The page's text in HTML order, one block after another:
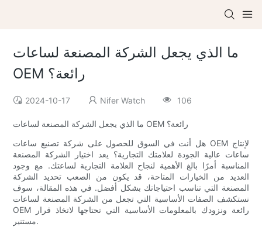
ما الذي يجعل الشركة المصنعة لساعات
OEM رائعة؟
2024-10-17 Nifer Watch 106
ما الذي يجعل الشركة المصنعة لساعات OEM رائعة؟
هل أنت في السوق للحصول على شركة تصنيع ساعات OEM لإنتاج
ساعات عالية الجودة لعلامتك التجارية؟ يعد اختيار الشركة المصنعة
المناسبة أمرًا بالغ الأهمية لنجاح العلامة التجارية لساعتك. مع وجود
العديد من الخيارات المتاحة، قد يكون من الصعب تحديد الشركة
المصنعة التي تناسب احتياجاتك بشكل أفضل. في هذه المقالة، سوف
نستكشف الصفات الأساسية التي تجعل من الشركة المصنعة لساعات
OEM رائعة ونزودك بالمعلومات الأساسية التي تحتاجها لاتخاذ قرار
مستنير.